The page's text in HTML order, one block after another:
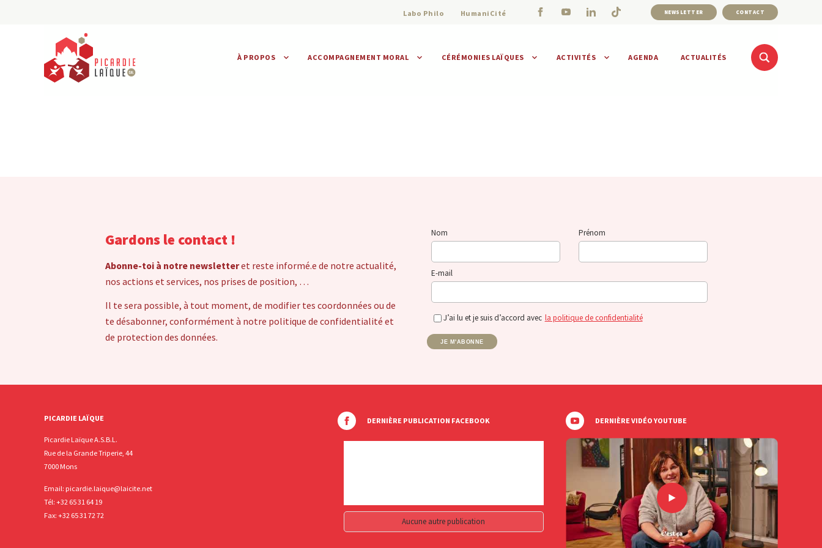
Labo Philo HumaniCité NEWSLETTER CONTACT
À PROPOS ACCOMPAGNEMENT MORAL CÉRÉMONIES LAÏQUES ACTIVITÉS AGENDA ACTUALITÉS
Gardons le contact !
Abonne-toi à notre newsletteret reste informé.e de notre actualité,
nos actions et services, nos prises de position, …
Il te sera possible, à tout moment, de modifier tes coordonnées ou de
te désabonner, conformément à notre politique de confidentialité et
de protection des données.
Nom Prénom
E-mail
J’ai lu et je suis d’accord avec la politique de confidentialité
JE M'ABONNE
PICARDIE LAÏQUE
Picardie Laïque A.S.B.L.
Rue de la Grande Triperie, 44
7000 Mons
Email: picardie.laique@laicite.net
Tél: +32 65 31 64 19
Fax: +32 65 31 72 72
DERNIÈRE PUBLICATION FACEBOOK
Aucune autre publication
DERNIÈRE VIDÉO YOUTUBE